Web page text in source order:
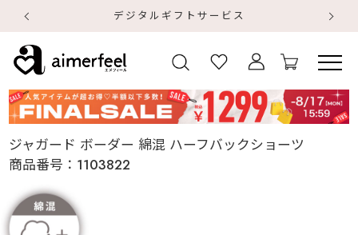
デジタルギフトサービス
ジャガード ボーダー 綿混 ハーフバックショーツ
商品番号： 1103822